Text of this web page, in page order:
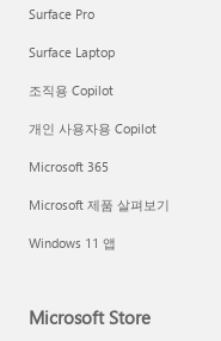
Surface Pro
Surface Laptop
조직용 Copilot
개인 사용자용 Copilot
Microsoft 365
Microsoft 제품 살펴보기
Windows 11 앱
Microsoft Store